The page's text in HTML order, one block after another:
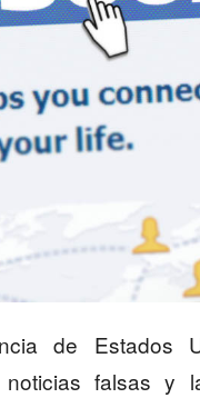
de Estados
falsas y